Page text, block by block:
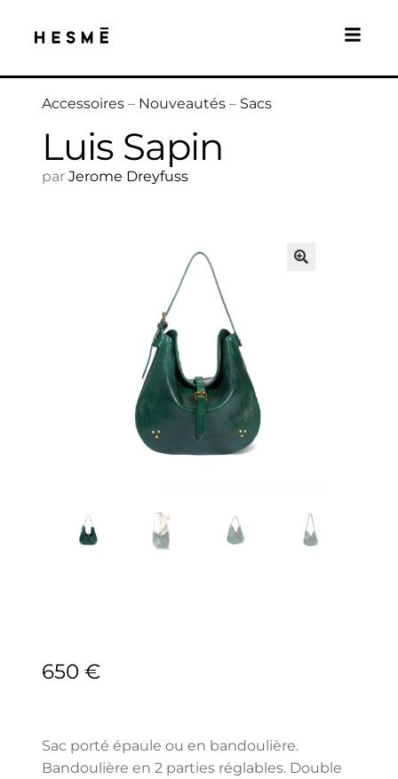
Accessoires – Nouveautés – Sacs
Luis Sapin
par Jerome Dreyfuss
650 €
Sac porté épaule ou en bandoulière.
Bandoulière en 2 parties réglables. Double